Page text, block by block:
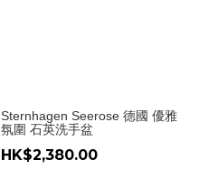
Sternhagen Seerose 德國 優雅
氛圍 石英洗手盆
HK$2,380.00